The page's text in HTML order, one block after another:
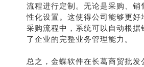
流程进行定制。无论是采购、
性化设置。这使得公司能够更
采购流程中，系统可以自动根
了企业的完整业务管理能力。
总之，金蝶软件在长葛商贸批